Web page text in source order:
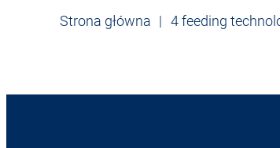
Strona główna | 4 feeding